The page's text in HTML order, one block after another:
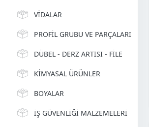
VİDALAR
PROFİL GRUBU VE PARÇALARI
DÜBEL - DERZ ARTISI - FİLE
KİMYASAL ÜRÜNLER
BOYALAR
İŞ GÜVENLİĞİ MALZEMELERİ